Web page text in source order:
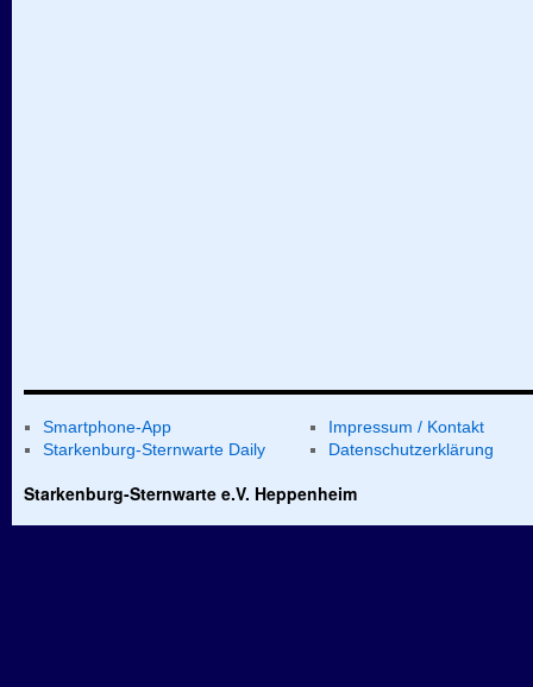
Smartphone-App
Starkenburg-Sternwarte Daily
Impressum / Kontakt
Datenschutzerklärung
Starkenburg-Sternwarte e.V. Heppenheim